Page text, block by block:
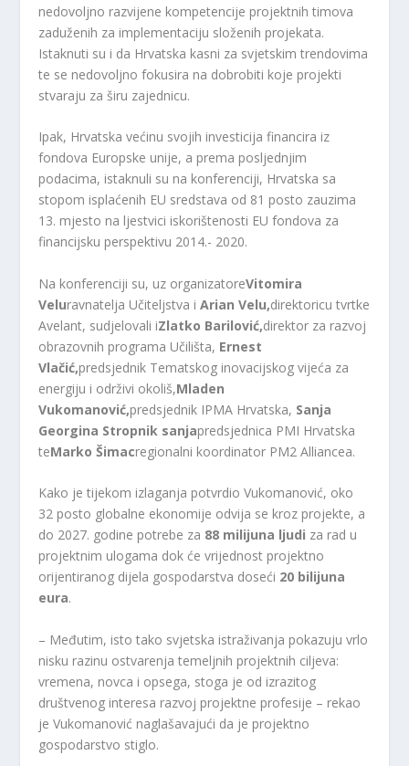
nedovoljno razvijene kompetencije projektnih timova
zaduženih za implementaciju složenih projekata.
Istaknuti su i da Hrvatska kasni za svjetskim trendovima
te se nedovoljno fokusira na dobrobiti koje projekti
stvaraju za širu zajednicu.
Ipak, Hrvatska većinu svojih investicija financira iz
fondova Europske unije, a prema posljednjim
podacima, istaknuli su na konferenciji, Hrvatska sa
stopom isplaćenih EU sredstava od 81 posto zauzima
13. mjesto na ljestvici iskorištenosti EU fondova za
financijsku perspektivu 2014.- 2020.
Na konferenciji su, uz organizatoreVitomira
Veluravnatelja Učiteljstva iArian Velu,direktoricu tvrtke
Avelant, sudjelovali iZlatko Barilović,direktor za razvoj
obrazovnih programa Učilišta, Ernest
Vlačić,predsjednik Tematskog inovacijskog vijeća za
energiju i održivi okoliš,Mladen
Vukomanović,predsjednik IPMA Hrvatska, Sanja
Georgina Stropnik sanjapredsjednica PMI Hrvatska
teMarko Šimacregionalni koordinator PM2 Alliancea.
Kako je tijekom izlaganja potvrdio Vukomanović, oko
32 posto globalne ekonomije odvija se kroz projekte, a
do 2027. godine potrebe za 88 milijuna ljudi za rad u
projektnim ulogama dok će vrijednost projektno
orijentiranog dijela gospodarstva doseći 20 bilijuna
eura.
– Međutim, isto tako svjetska istraživanja pokazuju vrlo
nisku razinu ostvarenja temeljnih projektnih ciljeva:
vremena, novca i opsega, stoga je od izrazitog
društvenog interesa razvoj projektne profesije – rekao
je Vukomanović naglašavajući da je projektno
gospodarstvo stiglo.